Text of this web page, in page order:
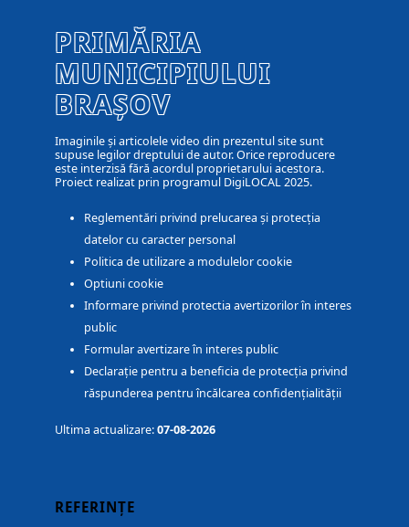
PRIMĂRIA
MUNICIPIULUI
BRAȘOV
Imaginile și articolele video din prezentul site sunt
supuse legilor dreptului de autor. Orice reproducere
este interzisă fără acordul proprietarului acestora.
Proiect realizat prin programul DigiLOCAL 2025.
Reglementări privind prelucarea și protecția
datelor cu caracter personal
Politica de utilizare a modulelor cookie
Optiuni cookie
Informare privind protectia avertizorilor în interes
public
Formular avertizare în interes public
Declarație pentru a beneficia de protecția privind
răspunderea pentru încălcarea confidențialității
Ultima actualizare:07-08-2026
REFERINȚE